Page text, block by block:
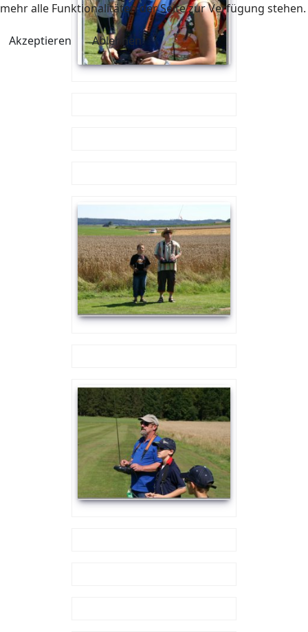
mehr alle Funktionalitäten der Seite zur Verfügung stehen.
Akzeptieren Ablehnen